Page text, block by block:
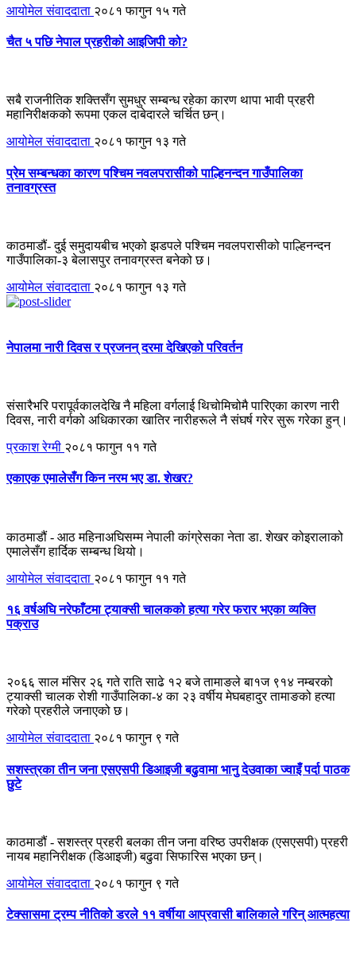
आयोमेल संवाददाता २०८१ फागुन १५ गते
चैत ५ पछि नेपाल प्रहरीको आइजिपी को?
सबै राजनीतिक शक्तिसँग सुमधुर सम्बन्ध रहेका कारण थापा भावी प्रहरी
महानिरीक्षकको रूपमा एकल दाबेदारले चर्चित छन्।
आयोमेल संवाददाता २०८१ फागुन १३ गते
प्रेम सम्बन्धका कारण पश्चिम नवलपरासीको पाल्हिनन्दन गाउँपालिका
तनावग्रस्त
काठमाडौं- दुई समुदायबीच भएको झडपले पश्चिम नवलपरासीको पाल्हिनन्दन
गाउँपालिका-३ बेलासपुर तनावग्रस्त बनेको छ।
आयोमेल संवाददाता २०८१ फागुन १३ गते
नेपालमा नारी दिवस र प्रजनन् दरमा देखिएको परिवर्तन
संसारैभरि परापूर्वकालदेखि नै महिला वर्गलाई थिचोमिचोमै पारिएका कारण नारी
दिवस, नारी वर्गको अधिकारका खातिर नारीहरूले नै संघर्ष गरेर सुरू गरेका हुन्।
प्रकाश रेग्मी २०८१ फागुन ११ गते
एकाएक एमालेसँग किन नरम भए डा. शेखर?
काठमाडौं - आठ महिनाअघिसम्म नेपाली कांग्रेसका नेता डा. शेखर कोइरालाको
एमालेसँग हार्दिक सम्बन्ध थियो।
आयोमेल संवाददाता २०८१ फागुन ११ गते
१६ वर्षअघि नरेफाँटमा ट्याक्सी चालकको हत्या गरेर फरार भएका व्यक्ति
पक्राउ
२०६६ साल मंसिर २६ गते राति साढे १२ बजे तामाङले बा१ज ९१४ नम्बरको
ट्याक्सी चालक रोशी गाउँपालिका-४ का २३ वर्षीय मेघबहादुर तामाङको हत्या
गरेको प्रहरीले जनाएको छ।
आयोमेल संवाददाता २०८१ फागुन ९ गते
सशस्त्रका तीन जना एसएसपी डिआइजी बढुवामा भानु देउवाका ज्वाइँ पर्दा पाठक
छुटे
काठमाडौं - सशस्त्र प्रहरी बलका तीन जना वरिष्ठ उपरीक्षक (एसएसपी) प्रहरी
नायब महानिरीक्षक (डिआइजी) बढुवा सिफारिस भएका छन्।
आयोमेल संवाददाता २०८१ फागुन ९ गते
टेक्सासमा ट्रम्प नीतिको डरले ११ वर्षीया आप्रवासी बालिकाले गरिन् आत्महत्या